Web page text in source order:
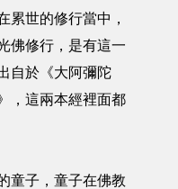
累世的修行當中，
佛修行，是有這一
自於《大阿彌陀
，這兩本經裡面都
童子，童子在佛教